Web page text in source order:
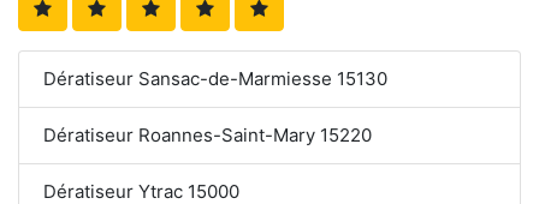
Dératiseur Sansac-de-Marmiesse 15130
Dératiseur Roannes-Saint-Mary 15220
Dératiseur Ytrac 15000